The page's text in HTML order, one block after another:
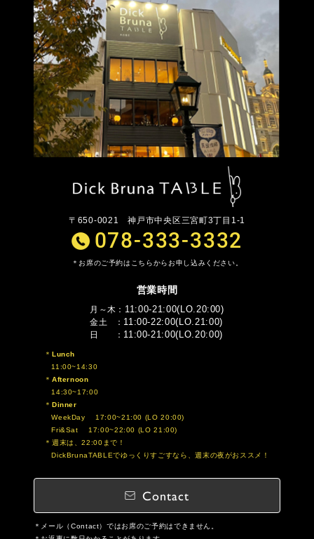
〒650-0021神戸市中央区三宮町3丁目1-1
078-333-3332
お席のご予約はこちらからお申し込みください。
営業時間
月～木 11:00-21:00(LO.20:00)
金土 11:00-22:00(LO.21:00)
日 11:00-21:00(LO.20:00)
Lunch
11:00~14:30
Afternoon
14:30~17:00
Dinner
WeekDay 17:00~21:00 (LO 20:00)
Fri&Sat 17:00~22:00 (LO 21:00)
週末は、22:00まで！
DickBrunaTABLEでゆっくりすごすなら、週末の夜がおススメ！
Contact
メール（Contact）ではお席のご予約はできません。